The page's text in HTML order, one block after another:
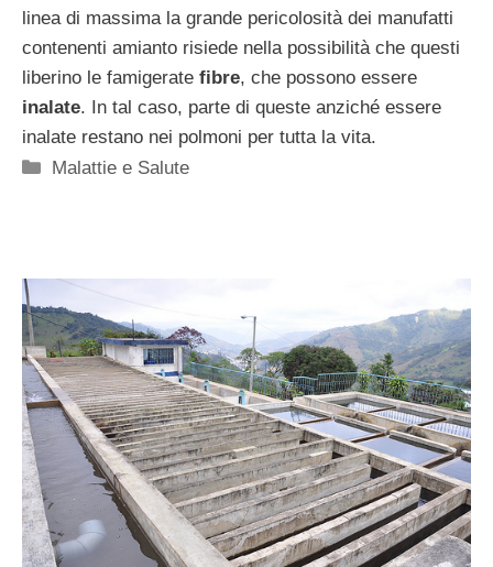
linea di massima la grande pericolosità dei manufatti
contenenti amianto risiede nella possibilità che questi
liberino le famigerate fibre, che possono essere
inalate. In tal caso, parte di queste anziché essere
inalate restano nei polmoni per tutta la vita.
Categorie
Malattie e Salute